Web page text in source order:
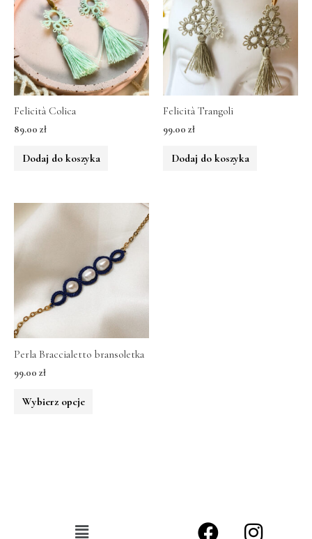
Felicità Colica
89.00 zł
Dodaj do koszyka
Felicità Trangoli
99.00 zł
Dodaj do koszyka
Perla Braccialetto bransoletka
99.00 zł
Wybierz opcje